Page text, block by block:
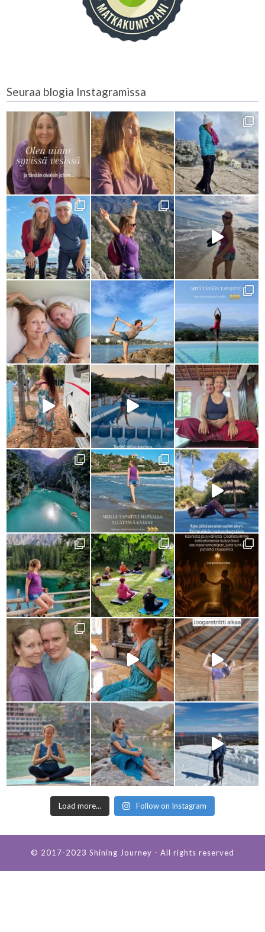
Seuraa blogia Instagramissa
Load more... Follow on Instagram
© 2017-2023 Shining Journey - All rights reserved